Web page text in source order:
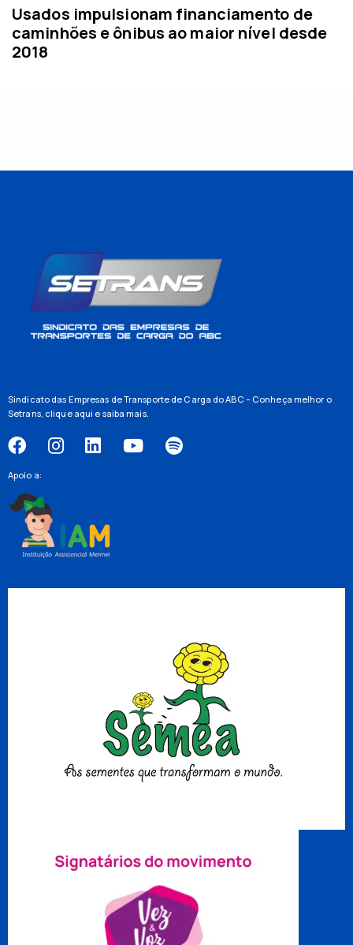
Usados impulsionam financiamento de
caminhões e ônibus ao maior nível desde
2018
Sindicato das Empresas de Transporte de Carga do ABC – Conheça melhor o
Setrans, clique aqui e saiba mais.
Apoio a: